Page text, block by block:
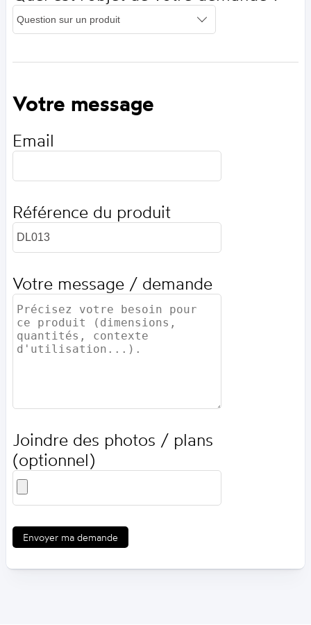
Votre message
Email
Référence du produit
Votre message / demande
Joindre des photos / plans
(optionnel)
Envoyer ma demande